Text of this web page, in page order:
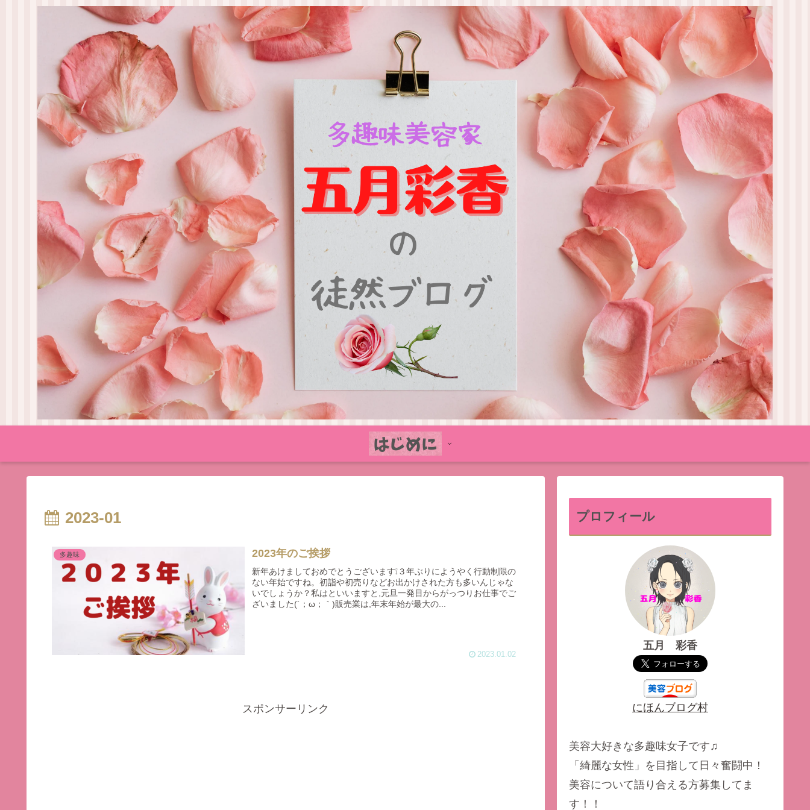
2023-01
多趣味 2023年のご挨拶
新年あけましておめでとうございます❕３年ぶりにようやく行動制限の
ない年始ですね。初詣や初売りなどお出かけされた方も多いんじゃな
いでしょうか？私はといいますと,元旦一発目からがっつりお仕事でご
ざいました(´；ω；｀)販売業は,年末年始が最大の...
2023.01.02
スポンサーリンク
プロフィール
五月 彩香
にほんブログ村
美容大好きな多趣味女子です♫
「綺麗な女性」を目指して日々奮闘中！
美容について語り合える方募集してま
す！！